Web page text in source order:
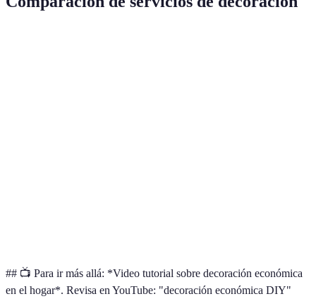
## 📺 Para ir más allá: *Video tutorial sobre decoración económica
en el hogar*. Revisa en YouTube: "decoración económica DIY"